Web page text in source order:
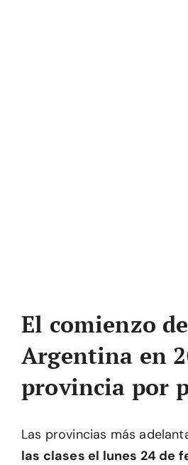
El comienzo
Argentina en
provincia por
Las provincias más
las clases el lunes 24 de